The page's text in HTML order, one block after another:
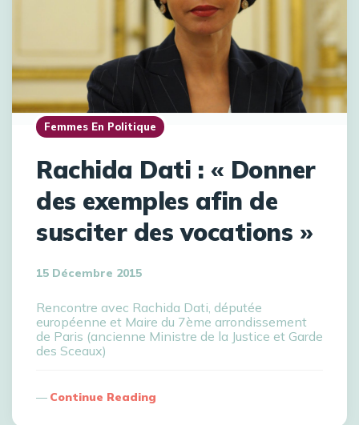
Femmes En Politique
Rachida Dati : « Donner
des exemples afin de
susciter des vocations »
15 Décembre 2015
Rencontre avec Rachida Dati, députée
européenne et Maire du 7ème arrondissement
de Paris (ancienne Ministre de la Justice et Garde
des Sceaux)
Continue Reading